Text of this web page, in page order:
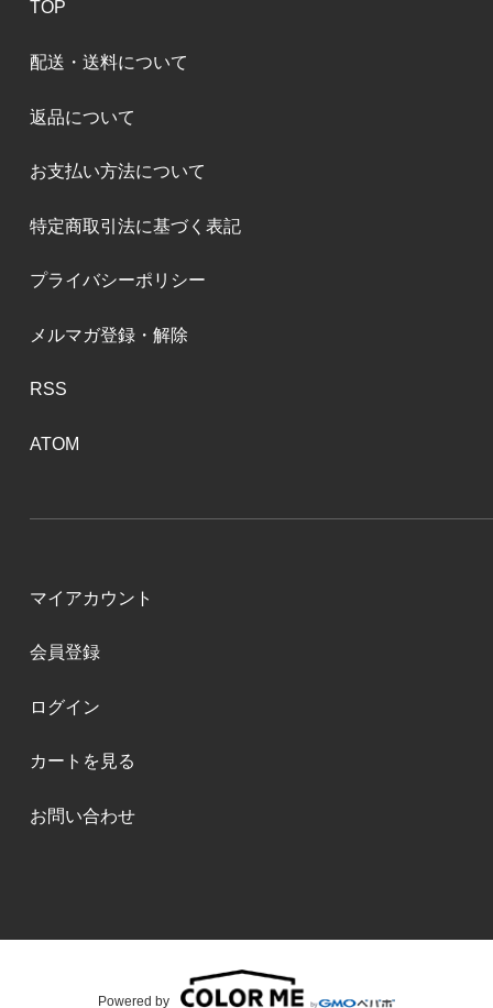
TOP
配送・送料について
返品について
お支払い方法について
特定商取引法に基づく表記
プライバシーポリシー
メルマガ登録・解除
RSS
ATOM
マイアカウント
会員登録
ログイン
カートを見る
お問い合わせ
Powered by